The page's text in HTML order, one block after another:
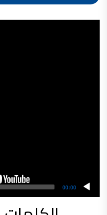
Video
00:00